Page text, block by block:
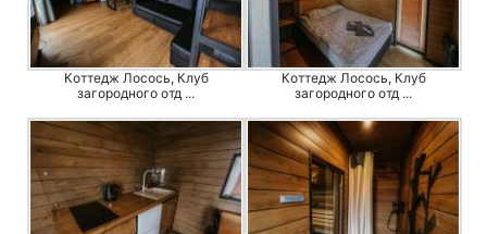
Коттедж Лосось, Клуб
загородного отд ...
Коттедж Лосось, Клуб
загородного отд ...